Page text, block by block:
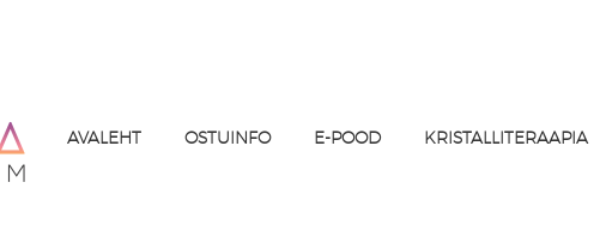
AVALEHT OSTUINFO E-POOD KRISTALLITERAAPIA